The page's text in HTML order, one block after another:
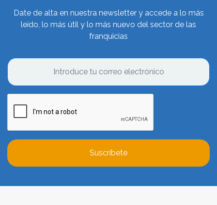
Date de alta en nuestra newsletter y accede a lo más
leído, lo más útil y lo más nuevo del sector de las
franquicias
Suscríbete